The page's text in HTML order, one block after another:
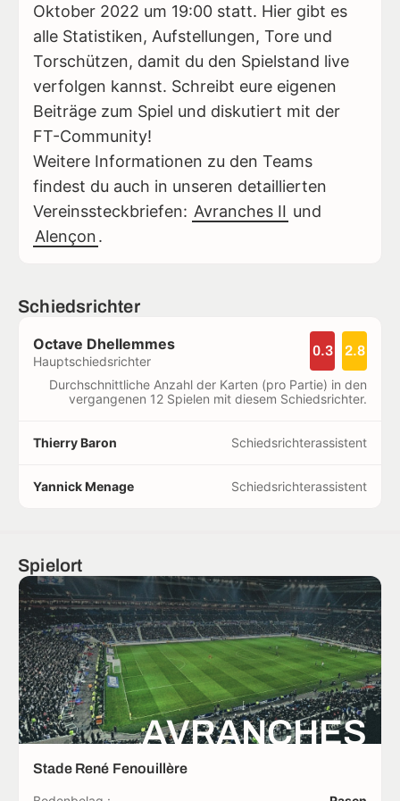
Oktober 2022 um 19:00 statt. Hier gibt es
alle Statistiken, Aufstellungen, Tore und
Torschützen, damit du den Spielstand live
verfolgen kannst. Schreibt eure eigenen
Beiträge zum Spiel und diskutiert mit der
FT-Community!
Weitere Informationen zu den Teams
findest du auch in unseren detaillierten
Vereinssteckbriefen: Avranches II und
Alençon.
Schiedsrichter
Octave Dhellemmes
Hauptschiedsrichter
0.3 2.8
Durchschnittliche Anzahl der Karten (pro Partie) in den
vergangenen 12 Spielen mit diesem Schiedsrichter.
Thierry Baron Schiedsrichterassistent
Yannick Menage Schiedsrichterassistent
Spielort
AVRANCHES
Stade René Fenouillère